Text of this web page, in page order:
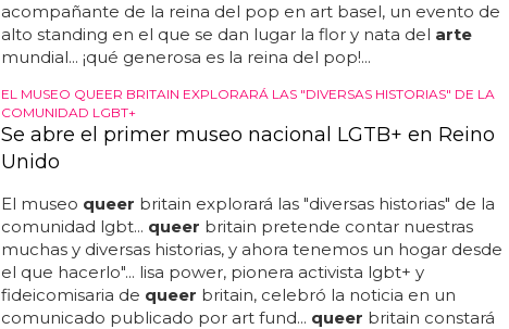
acompañante de la reina del pop en art basel, un evento de
alto standing en el que se dan lugar la flor y nata del arte
mundial... ¡qué generosa es la reina del pop!...
EL MUSEO QUEER BRITAIN EXPLORARÁ LAS "DIVERSAS HISTORIAS" DE LA
COMUNIDAD LGBT+
Se abre el primer museo nacional LGTB+ en Reino
Unido
El museo queer britain explorará las "diversas historias" de la
comunidad lgbt... queer britain pretende contar nuestras
muchas y diversas historias, y ahora tenemos un hogar desde
el que hacerlo"... lisa power, pionera activista lgbt+ y
fideicomisaria de queer britain, celebró la noticia en un
comunicado publicado por art fund... queer britain constará